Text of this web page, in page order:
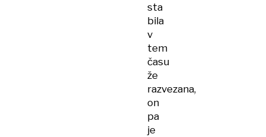
sta
bila
v
tem
času
že
razvezana,
on
pa
je